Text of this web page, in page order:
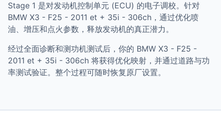
Stage 1 是对发动机控制单元 (ECU) 的电子调校。针对
BMW X3 - F25 - 2011 et + 35i - 306ch，通过优化喷
油、增压和点火参数，释放发动机的真正潜力。
经过全面诊断和测功机测试后，你的 BMW X3 - F25 -
2011 et + 35i - 306ch 将获得优化映射，并通过道路与功
率测试验证。整个过程可随时恢复原厂设置。